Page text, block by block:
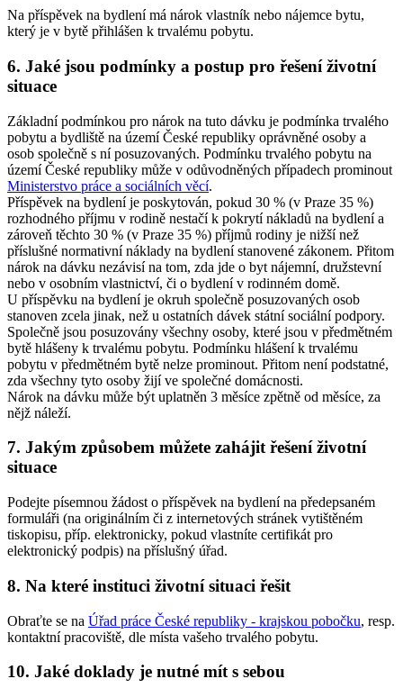
Na příspěvek na bydlení má nárok vlastník nebo nájemce bytu,
který je v bytě přihlášen k trvalému pobytu.
6. Jaké jsou podmínky a postup pro řešení životní
situace
Základní podmínkou pro nárok na tuto dávku je podmínka trvalého
pobytu a bydliště na území České republiky oprávněné osoby a
osob společně s ní posuzovaných. Podmínku trvalého pobytu na
území České republiky může v odůvodněných případech prominout
Ministerstvo práce a sociálních věcí.
Příspěvek na bydlení je poskytován, pokud 30 % (v Praze 35 %)
rozhodného příjmu v rodině nestačí k pokrytí nákladů na bydlení a
zároveň těchto 30 % (v Praze 35 %) příjmů rodiny je nižší než
příslušné normativní náklady na bydlení stanovené zákonem. Přitom
nárok na dávku nezávisí na tom, zda jde o byt nájemní, družstevní
nebo v osobním vlastnictví, či o bydlení v rodinném domě.
U příspěvku na bydlení je okruh společně posuzovaných osob
stanoven zcela jinak, než u ostatních dávek státní sociální podpory.
Společně jsou posuzovány všechny osoby, které jsou v předmětném
bytě hlášeny k trvalému pobytu. Podmínku hlášení k trvalému
pobytu v předmětném bytě nelze prominout. Přitom není podstatné,
zda všechny tyto osoby žijí ve společné domácnosti.
Nárok na dávku může být uplatněn 3 měsíce zpětně od měsíce, za
nějž náleží.
7. Jakým způsobem můžete zahájit řešení životní
situace
Podejte písemnou žádost o příspěvek na bydlení na předepsaném
formuláři (na originálním či z internetových stránek vytištěném
tiskopisu, příp. elektronicky, pokud vlastníte certifikát pro
elektronický podpis) na příslušný úřad.
8. Na které instituci životní situaci řešit
Obraťte se na Úřad práce České republiky - krajskou pobočku, resp.
kontaktní pracoviště, dle místa vašeho trvalého pobytu.
10. Jaké doklady je nutné mít s sebou